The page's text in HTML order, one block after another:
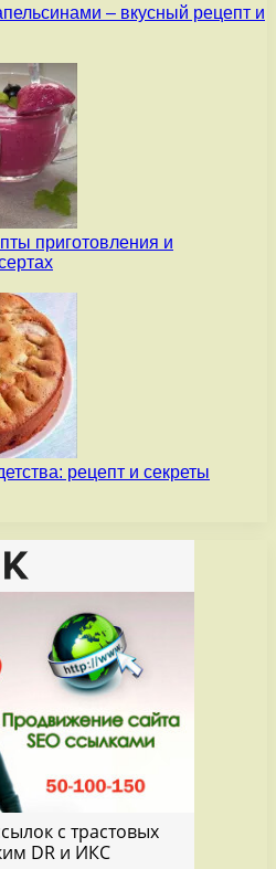
– вкусный рецепт и
приготовления и
рецепт и секреты